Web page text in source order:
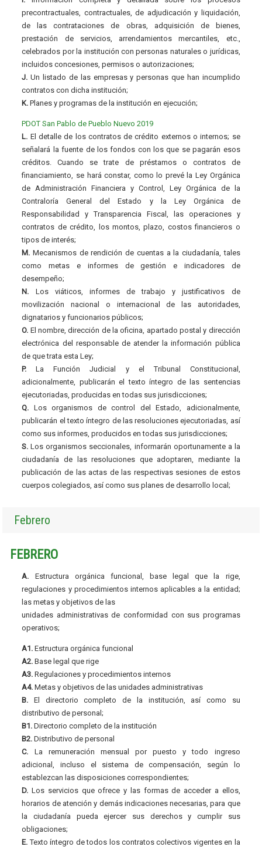
precontractuales, contractuales, de adjudicación y liquidación,
de las contrataciones de obras, adquisición de bienes,
prestación de servicios, arrendamientos mercantiles, etc.,
celebrados por la institución con personas naturales o jurídicas,
incluidos concesiones, permisos o autorizaciones;
J. Un listado de las empresas y personas que han incumplido
contratos con dicha institución;
K. Planes y programas de la institución en ejecución;
PDOT San Pablo de Pueblo Nuevo 2019
L. El detalle de los contratos de crédito externos o internos; se
señalará la fuente de los fondos con los que se pagarán esos
créditos. Cuando se trate de préstamos o contratos de
financiamiento, se hará constar, como lo prevé la Ley Orgánica
de Administración Financiera y Control, Ley Orgánica de la
Contraloría General del Estado y la Ley Orgánica de
Responsabilidad y Transparencia Fiscal, las operaciones y
contratos de crédito, los montos, plazo, costos financieros o
tipos de interés;
M. Mecanismos de rendición de cuentas a la ciudadanía, tales
como metas e informes de gestión e indicadores de
desempeño;
N. Los viáticos, informes de trabajo y justificativos de
movilización nacional o internacional de las autoridades,
dignatarios y funcionarios públicos;
O. El nombre, dirección de la oficina, apartado postal y dirección
electrónica del responsable de atender la información pública
de que trata esta Ley;
P. La Función Judicial y el Tribunal Constitucional,
adicionalmente, publicarán el texto íntegro de las sentencias
ejecutoriadas, producidas en todas sus jurisdicciones;
Q. Los organismos de control del Estado, adicionalmente,
publicarán el texto íntegro de las resoluciones ejecutoriadas, así
como sus informes, producidos en todas sus jurisdicciones;
S. Los organismos seccionales, informarán oportunamente a la
ciudadanía de las resoluciones que adoptaren, mediante la
publicación de las actas de las respectivas sesiones de estos
cuerpos colegiados, así como sus planes de desarrollo local;
Febrero
FEBRERO
A. Estructura orgánica funcional, base legal que la rige,
regulaciones y procedimientos internos aplicables a la entidad;
las metas y objetivos de las
unidades administrativas de conformidad con sus programas
operativos;
A1. Estructura orgánica funcional
A2. Base legal que rige
A3. Regulaciones y procedimientos internos
A4. Metas y objetivos de las unidades administrativas
B. El directorio completo de la institución, así como su
distributivo de personal;
B1. Directorio completo de la institución
B2. Distributivo de personal
C. La remuneración mensual por puesto y todo ingreso
adicional, incluso el sistema de compensación, según lo
establezcan las disposiciones correspondientes;
D. Los servicios que ofrece y las formas de acceder a ellos,
horarios de atención y demás indicaciones necesarias, para que
la ciudadanía pueda ejercer sus derechos y cumplir sus
obligaciones;
E. Texto íntegro de todos los contratos colectivos vigentes en la